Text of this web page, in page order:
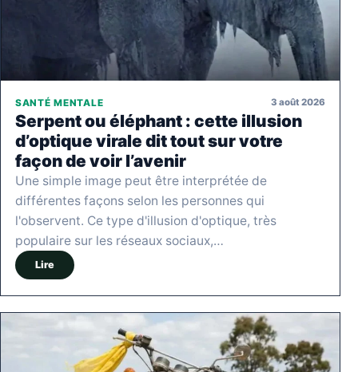
SANTÉ MENTALE 3 août 2026
Serpent ou éléphant : cette illusion
d’optique virale dit tout sur votre
façon de voir l’avenir
Une simple image peut être interprétée de
différentes façons selon les personnes qui
l'observent. Ce type d'illusion d'optique, très
populaire sur les réseaux sociaux,…
Lire